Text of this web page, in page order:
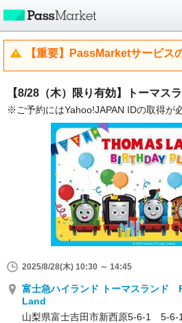
【重要】PassMarketサービス
【8/28（木）限り有効】トーマス
※ご予約にはYahoo!JAPAN IDの取得が
2025/8/28(木) 10:30 ～ 14:45
富士急ハイランド トーマスラン
Land
山梨県富士吉田市新西原5-6-1 5-6-